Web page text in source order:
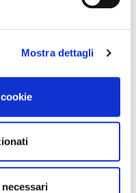
Mostra dettagli
UNICO